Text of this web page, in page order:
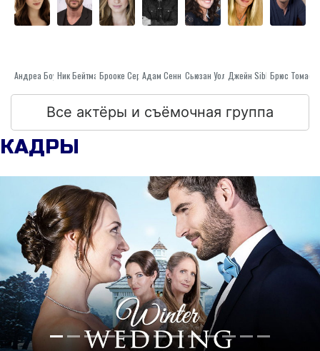
Андреа БоуэнНик Бейтман Брооке Серене Бутлер
Адам Сенн Сьюзан УолтерсДжейн SibbettБрюс Томас
Все актёры и съёмочная группа
КАДРЫ